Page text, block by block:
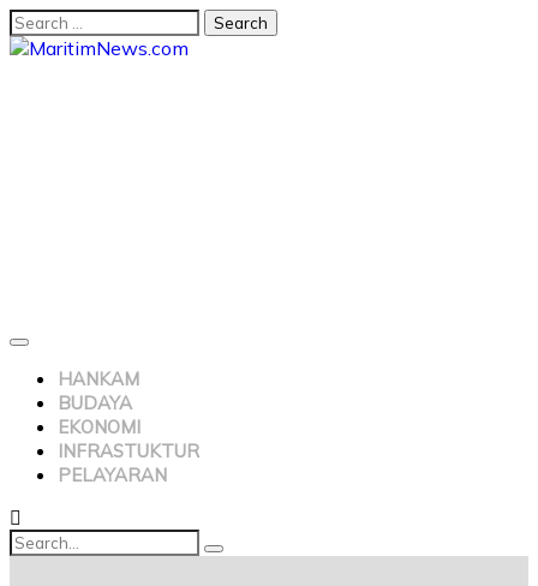
HANKAM
BUDAYA
EKONOMI
INFRASTUKTUR
PELAYARAN